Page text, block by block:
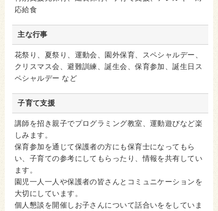
応給食
主な行事
花祭り、夏祭り、運動会、園外保育、スペシャルデー、
クリスマス会、避難訓練、誕生会、保育参加、誕生日ス
ペシャルデー など
子育て支援
講師を招き親子でプログラミング教室、運動遊びなど楽
しみます。
保育参加を通じて保護者の方にも保育士になってもら
い、子育ての参考にしてもらったり、情報を共有してい
ます。
園児一人一人や保護者の皆さんとコミュニケーションを
大切にしています。
個人懇談を開催しお子さんについて話合いををしていま